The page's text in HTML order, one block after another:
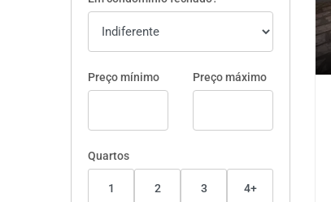
Preço mínimo Preço máximo
Quartos
1 2 3 4+